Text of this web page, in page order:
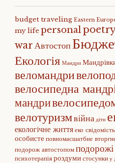
budget traveling Eastern
my life personal
warАвтостоп
Екологія Мандри
веломандри
велосипедна
мандри
велотуризмвійна діти
екологічне життяеко свідомість
особисте повномасшатбне
подорож автостопом
психотерапіяроздумистосунки у